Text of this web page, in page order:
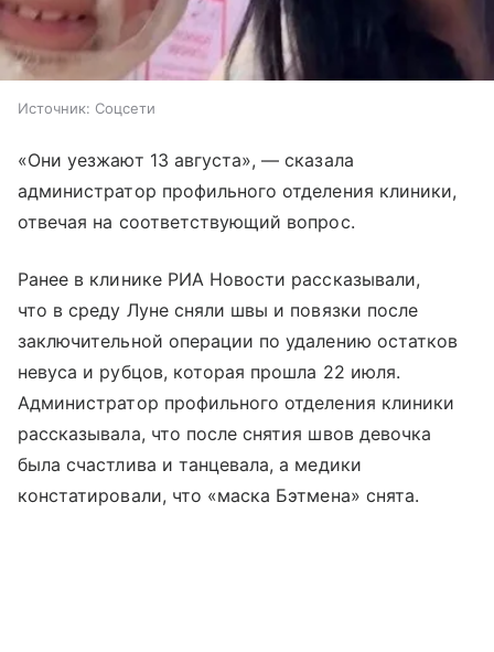
Источник: Соцсети
«Они уезжают 13 августа», — сказала
администратор профильного отделения клиники,
отвечая на соответствующий вопрос.
Ранее в клинике РИА Новости рассказывали,
что в среду Луне сняли швы и повязки после
заключительной операции по удалению остатков
невуса и рубцов, которая прошла 22 июля.
Администратор профильного отделения клиники
рассказывала, что после снятия швов девочка
была счастлива и танцевала, а медики
констатировали, что «маска Бэтмена» снята.